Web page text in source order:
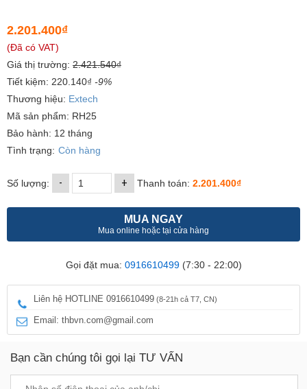
2.201.400₫
(Đã có VAT)
Giá thị trường: 2.421.540₫
Tiết kiệm: 220.140₫ -9%
Thương hiệu: Extech
Mã sản phẩm: RH25
Bảo hành: 12 tháng
Tình trạng: Còn hàng
Số lượng: - + Thanh toán: 2.201.400₫
MUA NGAY
Mua online hoặc tại cửa hàng
Gọi đặt mua: 0916610499(7:30 - 22:00)
Liên hệ HOTLINE 0916610499 (8-21h cả T7, CN)
Email: thbvn.com@gmail.com
Bạn cần chúng tôi gọi lại TƯ VẤN